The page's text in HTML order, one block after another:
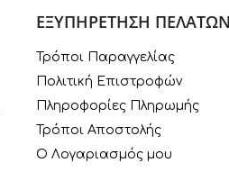
ΕΞΥΠΗΡΕΤΗΣΗ
Τρόποι Παραγγελίας
Πολιτική Επιστροφών
Πληροφορίες Πληρωμής
Τρόποι Αποστολής
Ο Λογαριασμός μου